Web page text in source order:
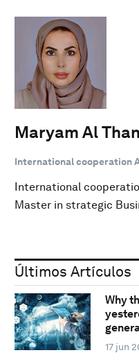
Maryam Al
International cooperation
International
Master in strategic
Últimos Artículos
Why
17 jun